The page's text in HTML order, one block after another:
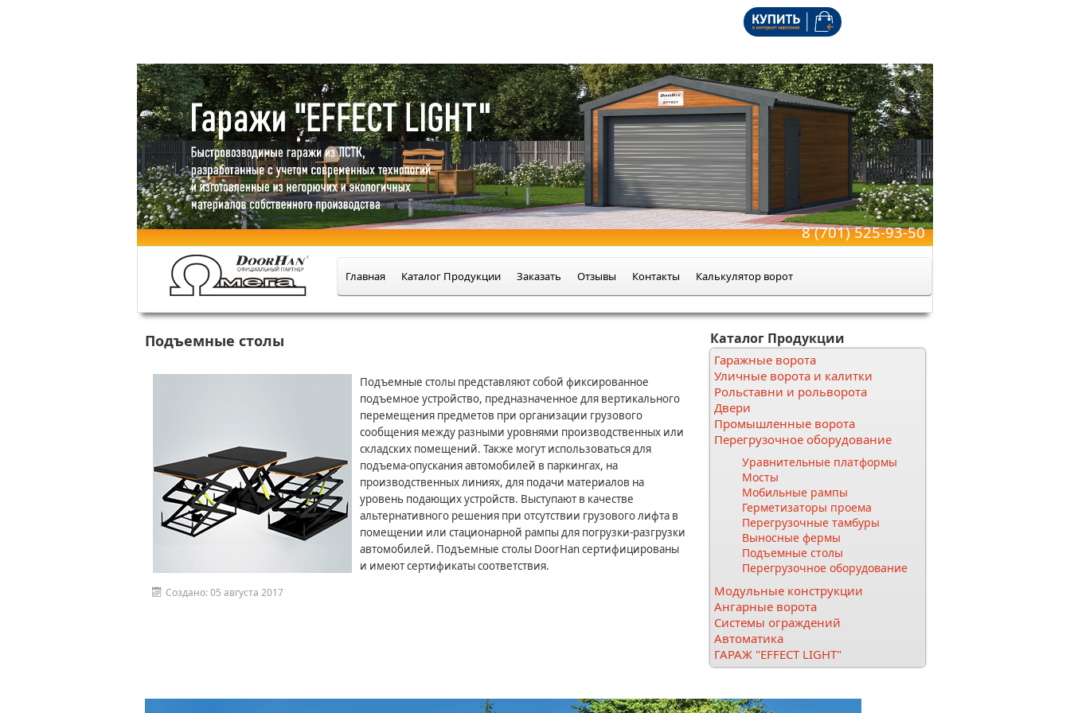
8 (701) 525-93-50
Главная Каталог Продукции Заказать Отзывы Контакты Калькулятор ворот
Подъемные столы
Подъемные столы представляют собой фиксированное
подъемное устройство, предназначенное для вертикального
перемещения предметов при организации грузового
сообщения между разными уровнями производственных или
складских помещений. Также могут использоваться для
подъема-опускания автомобилей в паркингах, на
производственных линиях, для подачи материалов на
уровень подающих устройств. Выступают в качестве
альтернативного решения при отсутствии грузового лифта в
помещении или стационарной рампы для погрузки-разгрузки
автомобилей. Подъемные столы DoorHan сертифицированы
и имеют сертификаты соответствия.
Создано: 05 августа 2017
Каталог Продукции
Гаражные ворота
Уличные ворота и калитки
Рольставни и рольворота
Двери
Промышленные ворота
Перегрузочное оборудование
Уравнительные платформы
Мосты
Мобильные рампы
Герметизаторы проема
Перегрузочные тамбуры
Выносные фермы
Подъемные столы
Перегрузочное оборудование
Модульные конструкции
Ангарные ворота
Системы ограждений
Автоматика
ГАРАЖ "EFFECT LIGHT"